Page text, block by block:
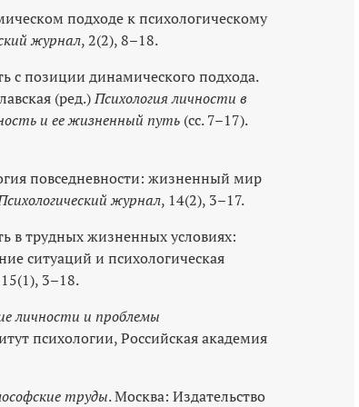
подходе к психологическому
журнал, 2(2), 8–18.
с позиции динамического подхода.
(ред.)Психология личности в
и ее жизненный путь (сс. 7–17).
повседневности: жизненный мир
журнал, 14(2), 3–17.
в трудных жизненных условиях:
ситуаций и психологическая
3–18.
личности и проблемы
психологии, Российская академия
труды. Москва: Издательство